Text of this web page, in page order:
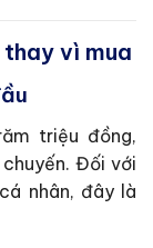
vì mua
triệu đồng,
Đối với
nhân, đây là